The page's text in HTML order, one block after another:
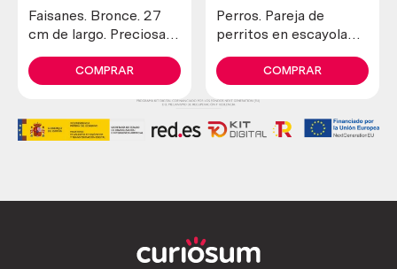
Faisanes. Bronce. 27
cm de largo. Preciosa
COMPRAR
Perros. Pareja de
perritos en escayola
COMPRAR